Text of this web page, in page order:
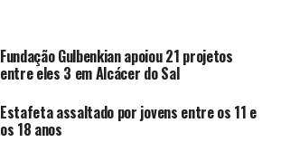
Fundação Gulbenkian apoiou 21 projetos
entre eles 3 em Alcácer do Sal
Estafeta assaltado por jovens entre os 11 e
os 18 anos